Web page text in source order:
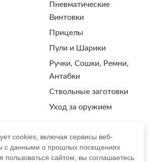
Пневматические
Винтовки
Прицелы
Пули и Шарики
Ручки, Сошки, Ремни,
Антабки
Ствольные заготовки
Уход за оружием
КОНФИДЕНЦИАЛЬНОСТИ
cookies, включая сервисы веб-
с данными о прошлых посещениях
пользоваться сайтом, вы соглашаетесь